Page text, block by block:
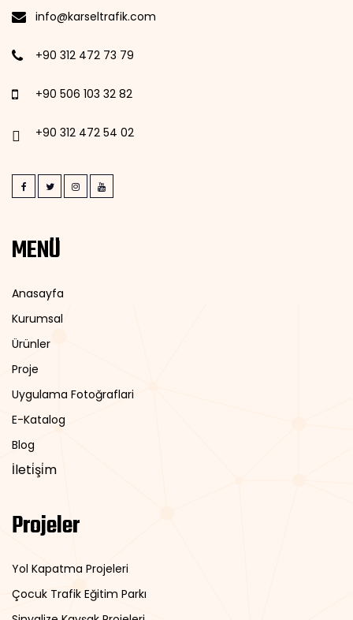
info@karseltrafik.com
+90 312 472 73 79
+90 506 103 32 82
+90 312 472 54 02
MENÜ
Anasayfa
Kurumsal
Ürünler
Proje
Uygulama Fotoğraflari
E-Katalog
Blog
İleti̇şi̇m
Projeler
Yol Kapatma Projeleri
Çocuk Trafik Eğitim Parkı